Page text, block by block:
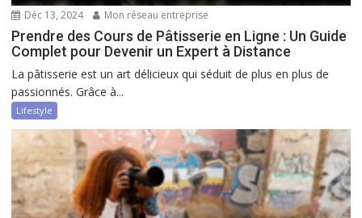
Déc 13, 2024 Mon réseau entreprise
Prendre des Cours de Pâtisserie en Ligne : Un Guide
Complet pour Devenir un Expert à Distance
La pâtisserie est un art délicieux qui séduit de plus en plus de
passionnés. Grâce à...
Lifestyle